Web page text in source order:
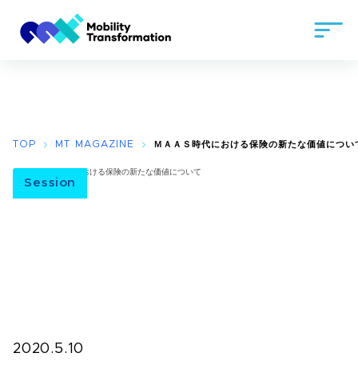
TOP MT MAGAZINE ＭＡＡＳ時代における保険の新たな価値につい
Session
2020.5.10